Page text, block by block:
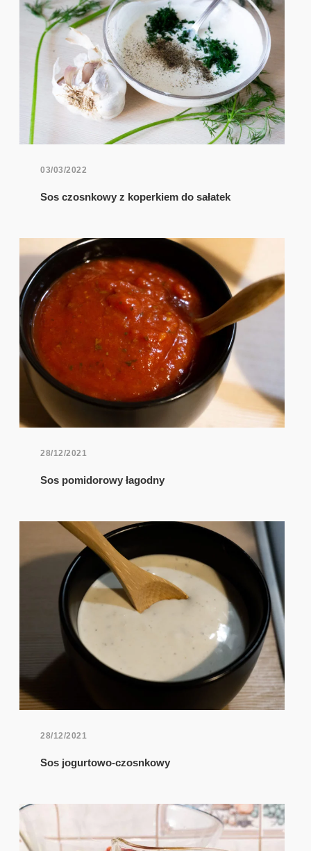
03/03/2022
Sos czosnkowy z koperkiem do sałatek
28/12/2021
Sos pomidorowy łagodny
28/12/2021
Sos jogurtowo-czosnkowy